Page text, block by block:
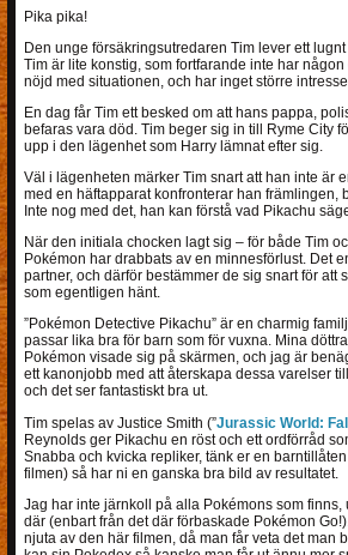
Pika pika!
Den unge försäkringsutredaren Tim lever ett
Tim är lite konstig, som fortfarande inte har
nöjd med situationen, och har inget större
En dag får Tim ett besked om att hans pappa,
befaras vara död. Tim beger sig in till Ryme City
upp i den lägenhet som Harry lämnat efter sig.
Väl i lägenheten märker Tim snart att han inte är
med en häftapparat konfronterar han främlingen,
Inte nog med det, han kan förstå vad Pikachu
När den initiala chocken lagt sig – för både Tim
Pokémon har drabbats av en minnesförlust. Det
partner, och därför bestämmer de sig snart för att
som egentligen hänt.
”Pokémon Detective Pikachu” är en charmig
passar lika bra för barn som för vuxna. Mina
Pokémon visade sig på skärmen, och jag är
ett kanonjobb med att återskapa dessa varelser
och det ser fantastiskt bra ut.
Tim spelas av Justice Smith (”Jurassic World:
Reynolds ger Pikachu en röst och ett ordförråd
Snabba och kvicka repliker, tänk er en
filmen) så har ni en ganska bra bild av resultatet.
Jag har inte järnkoll på alla Pokémons som
där (enbart från det där förbaskade Pokémon
njuta av den här filmen, då man får veta det man